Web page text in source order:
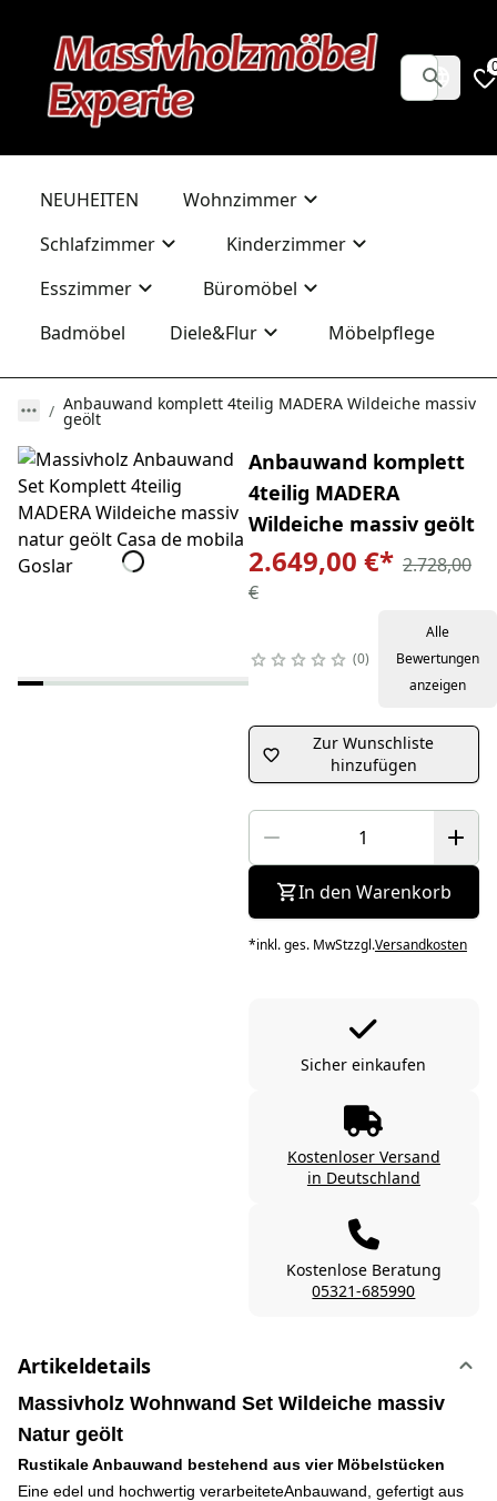
NEUHEITEN
Wohnzimmer
Schlafzimmer
Kinderzimmer
Esszimmer
Büromöbel
Badmöbel
Diele&Flur Möbelpflege
Anbauwand komplett 4teilig MADERA Wildeiche massiv
geölt
Anbauwand komplett
4teilig MADERA
Wildeiche massiv geölt
2.649,00 €* 2.728,00
€
0
Alle
Bewertungen
anzeigen
Zur Wunschliste
hinzufügen
In den Warenkorb
*inkl. ges. MwStzzgl.Versandkosten
Sicher einkaufen
Kostenloser Versand
in Deutschland
Kostenlose Beratung
05321-685990
Artikeldetails
Massivholz Wohnwand Set Wildeiche massiv
Natur geölt
Rustikale Anbauwand bestehend aus vier Möbelstücken
Eine edel und hochwertig verarbeiteteAnbauwand, gefertigt aus